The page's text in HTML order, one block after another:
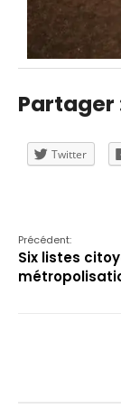
Partager
Twitter
Précédent:
Six listes